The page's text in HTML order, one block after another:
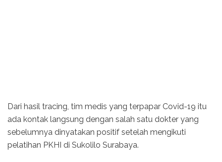
Dari hasil tracing, tim medis yang terpapar Covid-19 itu
ada kontak langsung dengan salah satu dokter yang
sebelumnya dinyatakan positif setelah mengikuti
pelatihan PKHI di Sukolilo Surabaya.